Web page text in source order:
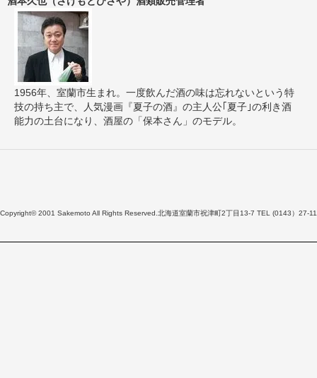
1956年、室蘭市生まれ。一度飲んだ酒の味は忘れないという特
技の持ち主で、人気漫画『夏子の酒』の主人公｢夏子｣の利き酒
能力の土台になり、酒屋の「保本さん」のモデル。
Copyright© 2001 Sakemoto All Rights Reserved.北海道室蘭市祝津町2丁目13-7 TEL (0143）27-